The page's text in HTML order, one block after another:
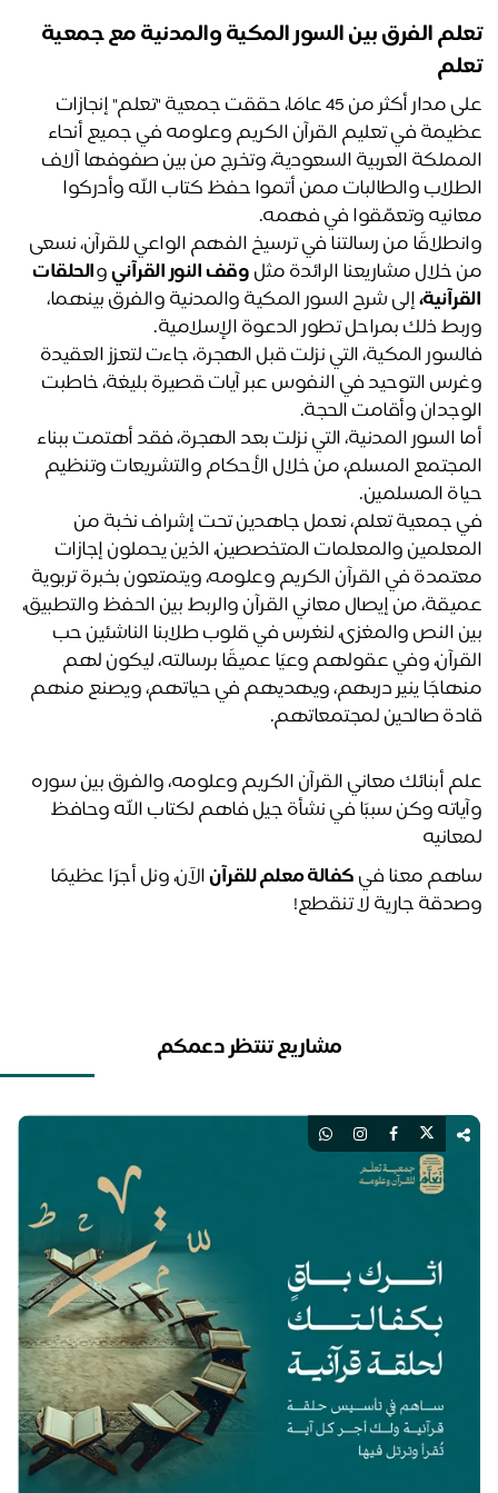
تعلم الفرق بين السور المكية والمدنية مع جمعية
على مدار أكثر من 45 عامًا، حققت جمعية "تعلم" إنجازات
عظيمة في تعليم القرآن الكريم وعلومه في جميع أنحاء
المملكة العربية السعودية، وتخرج من بين صفوفها آلاف
الطلاب والطالبات ممن أتموا حفظ كتاب الله وأدركوا
وتعمّقوا في فهمه.
وانطلاقًا من رسالتنا في ترسيخ الفهم الواعي للقرآن، نسعى
خلال مشاريعنا الرائدة مثل وقف النور القرآني والحلقات
،
إلى شرح السور المكية والمدنية والفرق بينهما،
ذلك بمراحل تطور الدعوة الإسلامية.
فالسور المكية، التي نزلت قبل الهجرة، جاءت لتعزز العقيدة
وغرس التوحيد في النفوس عبر آيات قصيرة بليغة، خاطبت
وأقامت الحجة.
أما السور المدنية، التي نزلت بعد الهجرة، فقد أهتمت ببناء
المجتمع المسلم، من خلال الأحكام والتشريعات وتنظيم
المسلمين.
المعلمين والمعلمات المتخصصين، الذين يحملون إجازات
معتمدة في القرآن الكريم وعلومه، ويتمتعون بخبرة تربوية
عميقة، من إيصال معاني القرآن والربط بين الحفظ والتطبيق،
بين النص والمغزى، لنغرس في قلوب طلابنا الناشئين حب
القرآن، وفي عقولهم وعيًا عميقًا برسالته، ليكون لهم
منهاجًا ينير دربهم، ويهديهم في حياتهم، ويصنع منهم
صالحين لمجتمعاتهم.
علم أبنائك معاني القرآن الكريم وعلومه، والفرق بين سوره
وآياته وكن سببًا في نشأة جيل فاهم لكتاب الله وحافظ
معنا في كفالة معلم للقرآن
الآن، ونل أجرًا عظيمًا
جارية لا تنقطع!
مشاريع تنتظر دعمكم